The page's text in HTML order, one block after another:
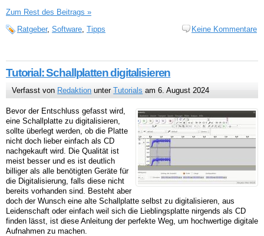
Zum Rest des Beitrags »
Ratgeber, Software, Tipps Keine Kommentare
Tutorial: Schallplatten digitalisieren
Verfasst von Redaktion unterTutorials am 6. August 2024
Bevor der Entschluss gefasst wird,
eine Schallplatte zu digitalisieren,
sollte überlegt werden, ob die Platte
nicht doch lieber einfach als CD
nachgekauft wird. Die Qualität ist
meist besser und es ist deutlich
billiger als alle benötigten Geräte für
die Digitalisierung, falls diese nicht
bereits vorhanden sind. Besteht aber
doch der Wunsch eine alte Schallplatte selbst zu digitalisieren, aus
Leidenschaft oder einfach weil sich die Lieblingsplatte nirgends als CD
finden lässt, ist diese Anleitung der perfekte Weg, um hochwertige digitale
Aufnahmen zu machen.